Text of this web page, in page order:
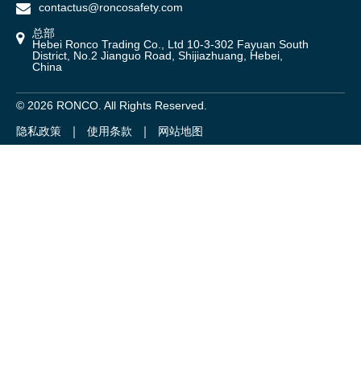
contactus@roncosafety.com
总部
Hebei Ronco Trading Co., Ltd 10-3-302 Fayuan South
District, No.2 Jianguo Road, Shijiazhuang, Hebei,
China
© 2026 RONCO. All Rights Reserved.
隐私政策
使用条款 网站地图